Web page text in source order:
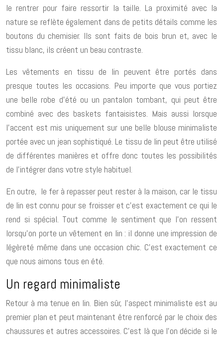
le rentrer pour faire ressortir la taille. La proximité avec la
nature se reflète également dans de petits détails comme les
boutons du chemisier. Ils sont faits de bois brun et, avec le
tissu blanc, ils créent un beau contraste.
Les vêtements en tissu de lin peuvent être portés dans
presque toutes les occasions. Peu importe que vous portiez
une belle robe d’été ou un pantalon tombant, qui peut être
combiné avec des baskets fantaisistes. Mais aussi lorsque
l’accent est mis uniquement sur une belle blouse minimaliste
portée avec un jean sophistiqué. Le tissu de lin peut être utilisé
de différentes manières et offre donc toutes les possibilités
de l’intégrer dans votre style habituel.
En outre, le fer à repasser peut rester à la maison, car le tissu
de lin est connu pour se froisser et c’est exactement ce qui le
rend si spécial. Tout comme le sentiment que l’on ressent
lorsqu’on porte un vêtement en lin : il donne une impression de
légèreté même dans une occasion chic. C’est exactement ce
que nous aimons tous en été.
Un regard minimaliste
Retour à ma tenue en lin. Bien sûr, l’aspect minimaliste est au
premier plan et peut maintenant être renforcé par le choix des
chaussures et autres accessoires. C’est là que l’on décide si le